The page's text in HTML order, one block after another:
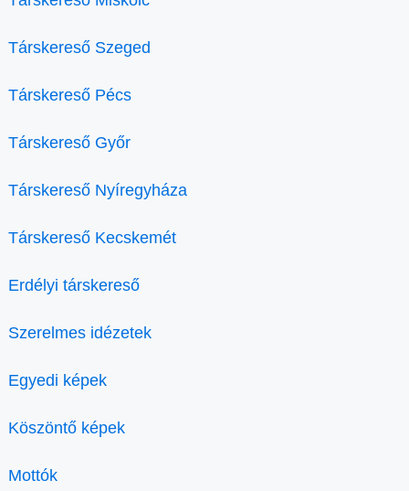
Társkereső Szeged
Társkereső Pécs
Társkereső Győr
Társkereső Nyíregyháza
Társkereső Kecskemét
Erdélyi társkereső
Szerelmes idézetek
Egyedi képek
Köszöntő képek
Mottók